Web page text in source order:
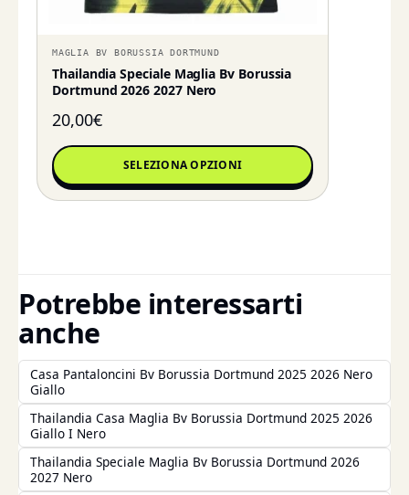
MAGLIA BV BORUSSIA DORTMUND
Thailandia Speciale Maglia Bv Borussia
Dortmund 2026 2027 Nero
20,00€
SELEZIONA OPZIONI
Potrebbe interessarti
anche
Casa Pantaloncini Bv Borussia Dortmund 2025 2026 Nero
Giallo
Thailandia Casa Maglia Bv Borussia Dortmund 2025 2026
Giallo I Nero
Thailandia Speciale Maglia Bv Borussia Dortmund 2026
2027 Nero